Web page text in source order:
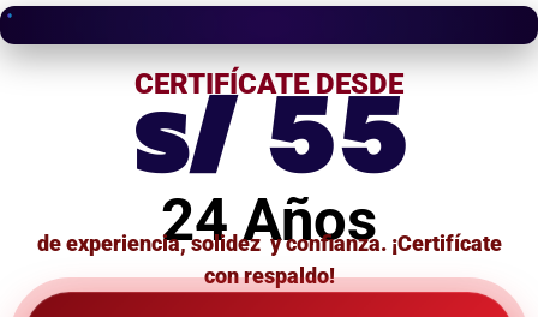
CERTIFÍCATE DESDE
s/ 55
24 Años
de experiencia, solidez y confianza. ¡Certifícate
con respaldo!